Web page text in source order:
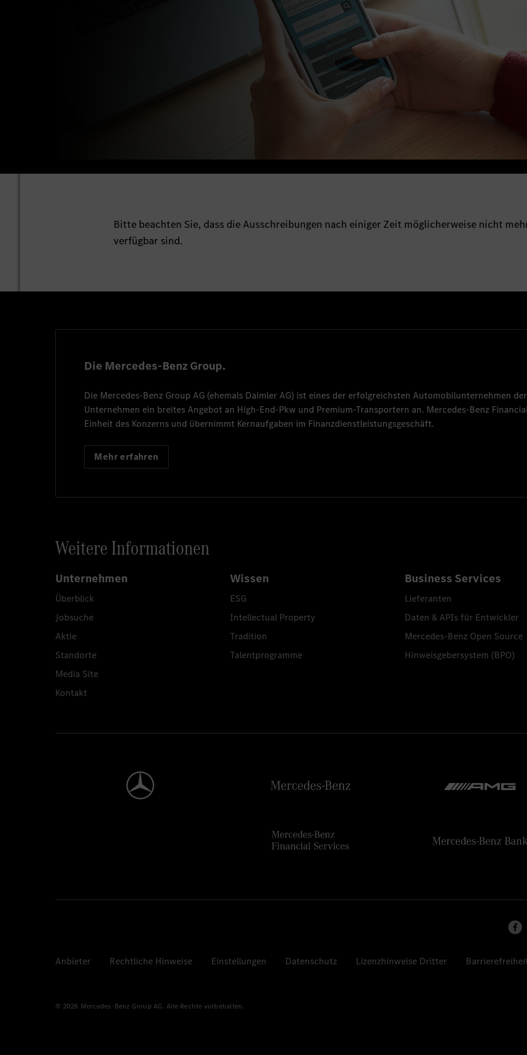
Bitte beachten Sie, dass die Ausschreibungen nach einiger Zeit möglicherweise nicht
verfügbar sind.
Die Mercedes-Benz Group.
Die Mercedes-Benz Group AG (ehemals Daimler AG) ist eines der erfolgreichsten Automobilunternehmen
Unternehmen ein breites Angebot an High-End-Pkw und Premium-Transportern an. Mercedes-Benz
Einheit des Konzerns und übernimmt Kernaufgaben im Finanzdienstleistungsgeschäft.
Mehr erfahren
Weitere Informationen
Unternehmen
Überblick
Jobsuche
Aktie
Standorte
Media Site
Kontakt
Wissen
ESG
Intellectual Property
Tradition
Talentprogramme
Business Services
Lieferanten
Daten & APIs für Entwickler
Mercedes-Benz Open Source
Hinweisgebersystem (BPO)
Anbieter Rechtliche Hinweise Einstellungen Datenschutz Lizenzhinweise Dritter
© 2026 Mercedes-Benz Group AG. Alle Rechte vorbehalten.